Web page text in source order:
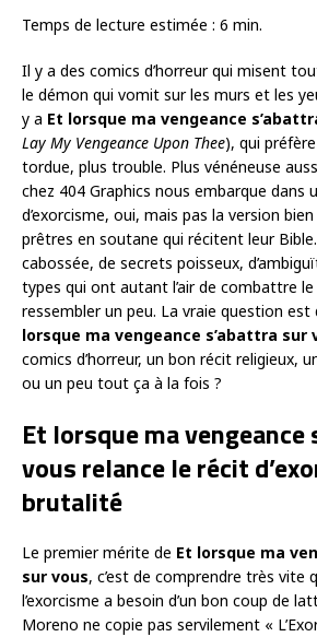
Temps de lecture estimée : 6 min.
Il y a des comics d’horreur qui misent
le démon qui vomit sur les murs et les
y a Et lorsque ma vengeance
Lay My Vengeance Upon Thee), qui
tordue, plus trouble. Plus vénéneuse
chez 404 Graphics nous embarque dans
d’exorcisme, oui, mais pas la version
prêtres en soutane qui récitent leur
cabossée, de secrets poisseux,
types qui ont autant l’air de combattre le
ressembler un peu. La vraie question est
lorsque ma vengeance s’abattra sur
comics d’horreur, un bon récit religieux,
ou un peu tout ça à la fois ?
Et lorsque ma vengeance
vous relance le récit
brutalité
Le premier mérite de Et lorsque ma
sur vous, c’est de comprendre très vite
l’exorcisme a besoin d’un bon coup de
Moreno ne copie pas servilement «